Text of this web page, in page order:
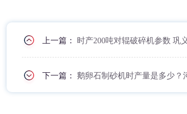
上一篇： 时产200吨对辊破碎机参数 巩
下一篇：鹅卵石制砂机时产量是多少？